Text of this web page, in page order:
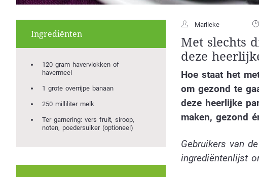
Ingrediënten
120 gram havervlokken of
havermeel
1 grote overrijpe banaan
250 milliliter melk
Ter garnering: vers fruit, siroop,
noten, poedersuiker (optioneel)
Marlieke
Met slechts
deze
Hoe staat het
om gezond te
deze heerlijke
maken, gezond
Gebruikers van
ingrediëntenlijst